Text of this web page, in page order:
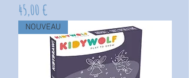
Prix
45,00 €
NOUVEAU